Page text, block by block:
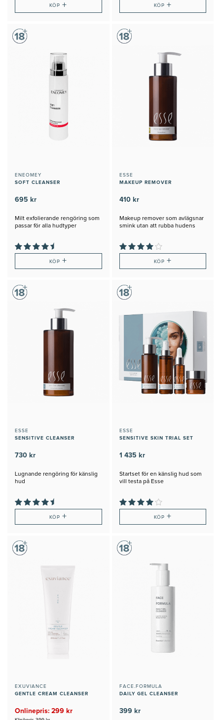
KÖP+ KÖP +
ENEOMEY
SOFT CLEANSER
695 kr
Milt exfolierande rengöring som
passar för alla hudtyper
KÖP+
ESSE
MAKEUP REMOVER
410 kr
Makeup remover som avlägsnar
smink utan att rubba hudens
KÖP +
ESSE
SENSITIVE CLEANSER
730 kr
Lugnande rengöring för känslig
hud
KÖP+
ESSE
SENSITIVE SKIN TRIAL SET
1 435 kr
Startset för en känslig hud som
vill testa på Esse
KÖP +
EXUVIANCE
GENTLE CREAM CLEANSER
Onlinepris: 299 kr
FACE.FORMULA
DAILY GEL CLEANSER
399 kr